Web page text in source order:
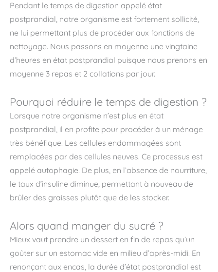
Pendant le temps de digestion appelé état
postprandial, notre organisme est fortement sollicité,
ne lui permettant plus de procéder aux fonctions de
nettoyage. Nous passons en moyenne une vingtaine
d’heures en état postprandial puisque nous prenons en
moyenne 3 repas et 2 collations par jour.
Pourquoi réduire le temps de digestion ?
Lorsque notre organisme n’est plus en état
postprandial, il en profite pour procéder à un ménage
très bénéfique. Les cellules endommagées sont
remplacées par des cellules neuves. Ce processus est
appelé autophagie. De plus, en l’absence de nourriture,
le taux d’insuline diminue, permettant à nouveau de
brûler des graisses plutôt que de les stocker.
Alors quand manger du sucré ?
Mieux vaut prendre un dessert en fin de repas qu’un
goûter sur un estomac vide en milieu d’après-midi. En
renonçant aux encas, la durée d’état postprandial est